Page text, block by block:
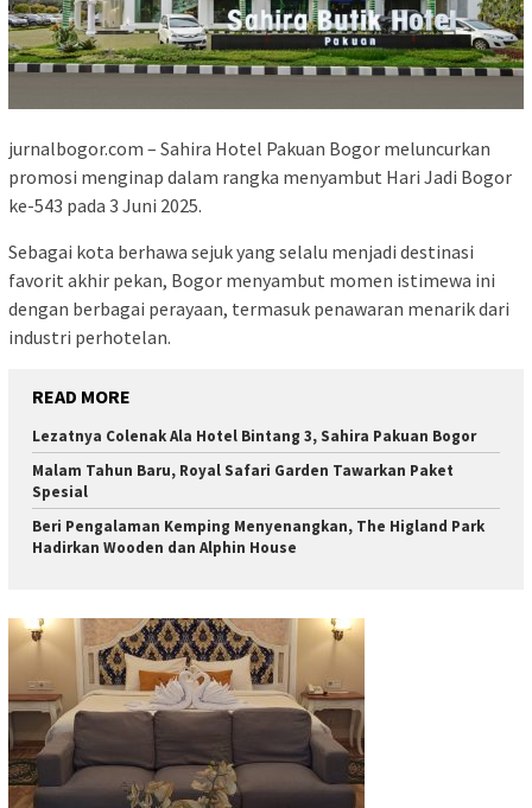
jurnalbogor.com – Sahira Hotel Pakuan Bogor meluncurkan
promosi menginap dalam rangka menyambut Hari Jadi Bogor
ke-543 pada 3 Juni 2025.
Sebagai kota berhawa sejuk yang selalu menjadi destinasi
favorit akhir pekan, Bogor menyambut momen istimewa ini
dengan berbagai perayaan, termasuk penawaran menarik dari
industri perhotelan.
READ MORE
Lezatnya Colenak Ala Hotel Bintang 3, Sahira Pakuan Bogor
Malam Tahun Baru, Royal Safari Garden Tawarkan Paket
Spesial
Beri Pengalaman Kemping Menyenangkan, The Higland Park
Hadirkan Wooden dan Alphin House